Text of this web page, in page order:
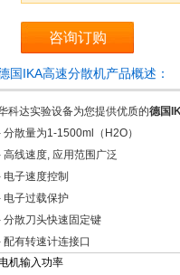
咨询订购
国IKA高速分散机产品概述：
科达实验设备为您提供优质的德国
分散量为1-1500ml（H2O）
高线速度, 应用范围广泛
电子速度控制
电子过载保护
分散刀头快速固定键
配有转速计连接口
机输入功率